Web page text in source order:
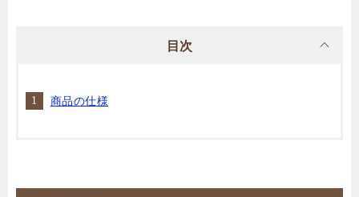
目次
商品の仕様